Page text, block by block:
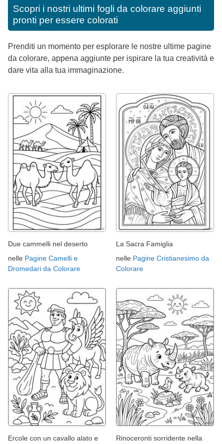
Scopri i nostri ultimi fogli da colorare aggiunti
pronti per essere colorati
Prenditi un momento per esplorare le nostre ultime pagine
da colorare, appena aggiunte per ispirare la tua creatività e
dare vita alla tua immaginazione.
Due cammelli nel deserto
nelle Pagine Camelli e
Dromedari da Colorare
La Sacra Famiglia
nelle Pagine Cristianesimo da
Colorare
Ercole con un cavallo alato e
Rinoceronti sorridente nella